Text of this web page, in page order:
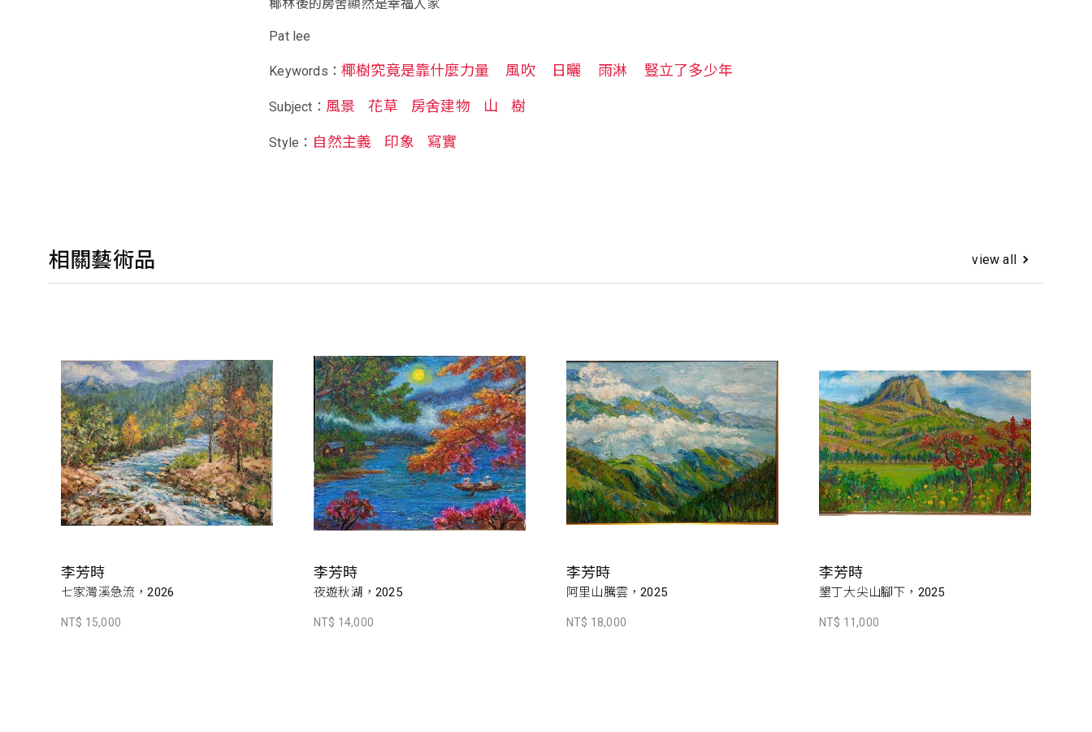
椰林後的房舍顯然是幸福人家
Pat lee
Keywords：椰樹究竟是靠什麼力量 風吹 日曬 雨淋 豎立了多少年
Subject： 風景 花草 房舍建物 山 樹
Style： 自然主義 印象 寫實
相關藝術品 view all
李芳時
七家灣溪急流，2026
NT$ 15,000
李芳時
夜遊秋湖，2025
NT$ 14,000
李芳時
阿里山騰雲，2025
NT$ 18,000
李芳時
墾丁大尖山腳下，2025
NT$ 11,000